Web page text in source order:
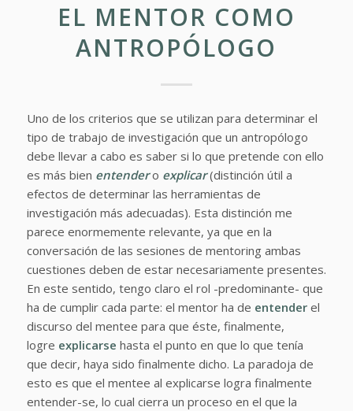
EL MENTOR COMO
ANTROPÓLOGO
Uno de los criterios que se utilizan para determinar el
tipo de trabajo de investigación que un antropólogo
debe llevar a cabo es saber si lo que pretende con ello
es más bien entendero explicar(distinción útil a
efectos de determinar las herramientas de
investigación más adecuadas). Esta distinción me
parece enormemente relevante, ya que en la
conversación de las sesiones de mentoring ambas
cuestiones deben de estar necesariamente presentes.
En este sentido, tengo claro el rol -predominante- que
ha de cumplir cada parte: el mentor ha de entenderel
discurso del mentee para que éste, finalmente,
logre explicarse hasta el punto en que lo que tenía
que decir, haya sido finalmente dicho. La paradoja de
esto es que el mentee al explicarse logra finalmente
entender-se, lo cual cierra un proceso en el que la